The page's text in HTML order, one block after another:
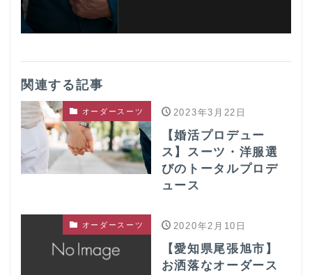
関連する記事
オーダースーツ 2023年3月22日
【婚活プロデュー
ス】スーツ・洋服選
びのトータルプロデ
ュース
オーダースーツ 2020年2月10日
【愛知県尾張旭市】
お洒落なオーダース